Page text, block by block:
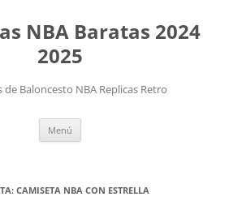
NBA Baratas 2024
2025
de Baloncesto NBA Replicas Retro
Menú
CAMISETA NBA CON ESTRELLA